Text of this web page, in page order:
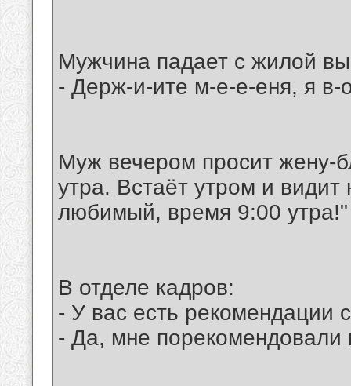
Мужчина падает с жилой
- Держ-и-ите м-е-е-еня, я в-
Муж вечером просит жену-
утра. Встаёт утром и видит
любимый, время 9:00 утра!"
В отделе кадров:
- У вас есть рекомендации
- Да, мне порекомендовали